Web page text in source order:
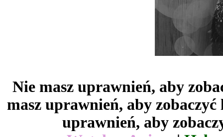
Nie masz uprawnień, aby
masz uprawnień, aby
uprawnień, aby